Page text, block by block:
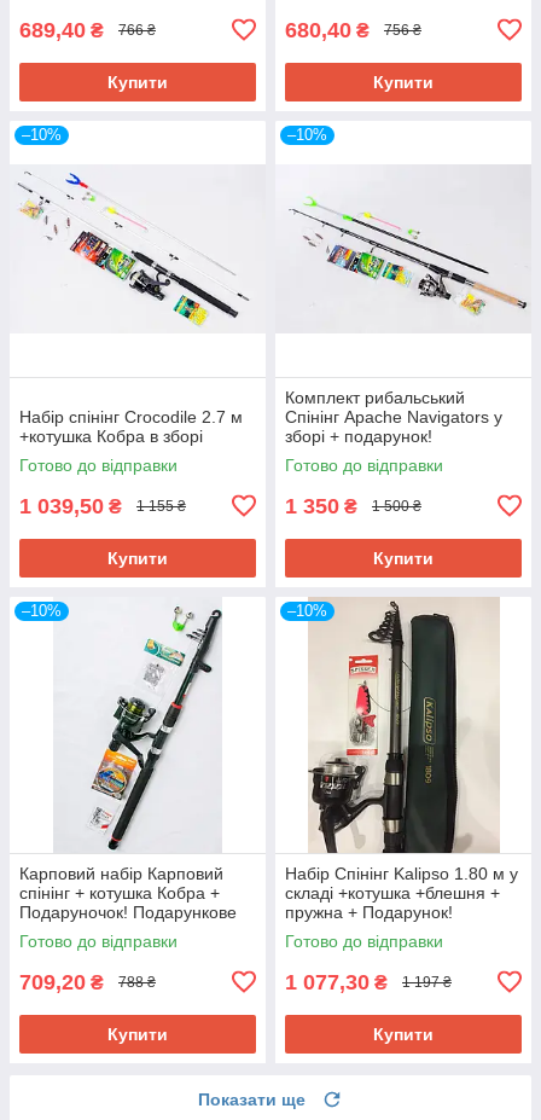
689,40 ₴ 766 ₴
Купити
680,40 ₴ 756 ₴
Купити
–10%
Набір спінінг Crocodile 2.7 м
+котушка Кобра в зборі
Готово до відправки
1 039,50 ₴ 1 155 ₴
Купити
–10%
Комплект рибальський
Спінінг Apache Navigators у
зборі + подарунок!
Готово до відправки
1 350 ₴ 1 500 ₴
Купити
–10%
Карповий набір Карповий
спінінг + котушка Кобра +
Подаруночок! Подарункове
паковання!
Готово до відправки
709,20 ₴ 788 ₴
Купити
–10%
Набір Спінінг Kalipso 1.80 м у
складі +котушка +блешня +
пружна + Подарунок!
Готово до відправки
1 077,30 ₴ 1 197 ₴
Купити
Показати ще